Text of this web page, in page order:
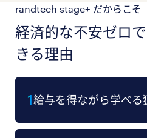
randtech stage+ だからこそ
経済的な不安ゼロ
きる理由
1給与を得ながら学べる